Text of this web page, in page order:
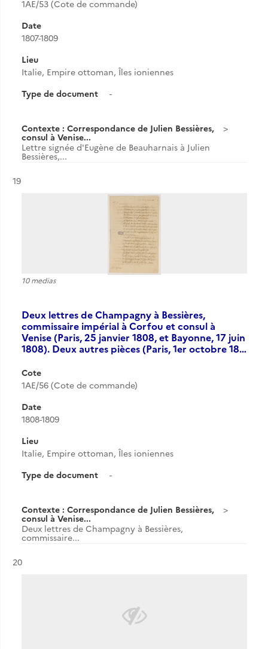
1AE/53 (Cote de commande)
Date
1807-1809
Lieu
Italie, Empire ottoman, Îles ioniennes
Type de document
-
Contexte : Correspondance de Julien Bessières,
consul à Venise...
Lettre signée d'Eugène de Beauharnais à Julien
Bessières,...
Résultat n°
19
10 medias
Deux lettres de Champagny à Bessières,
commissaire impérial à Corfou et consul à
Venise (Paris, 25 janvier 1808, et Bayonne, 17 juin
1808). Deux autres pièces (Paris, 1er octobre 18…
Cote
1AE/56 (Cote de commande)
Date
1808-1809
Lieu
Italie, Empire ottoman, Îles ioniennes
Type de document
-
Contexte : Correspondance de Julien Bessières,
consul à Venise...
Deux lettres de Champagny à Bessières,
commissaire...
Résultat n°
20